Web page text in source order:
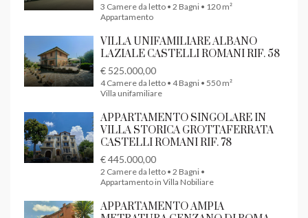
3 Camere da letto • 2 Bagni • 120 m²
Appartamento
VILLA UNIFAMILIARE ALBANO
LAZIALE CASTELLI ROMANI RIF. 58
€ 525.000,00
4 Camere da letto • 4 Bagni • 550 m²
Villa unifamiliare
APPARTAMENTO SINGOLARE IN
VILLA STORICA GROTTAFERRATA
CASTELLI ROMANI RIF. 78
€ 445.000,00
2 Camere da letto • 2 Bagni •
Appartamento in Villa Nobiliare
APPARTAMENTO AMPIA